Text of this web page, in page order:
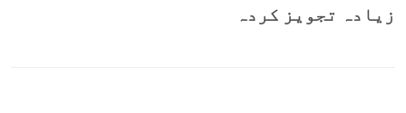
زیادہ تجویز کردہ